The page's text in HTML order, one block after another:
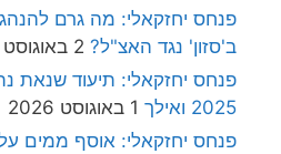
פנחס יחזקאלי: מה גרם
ב'סזון' נגד האצ"ל? 2 באוגוסט 2026
פנחס יחזקאלי: תיעוד שנאת
2025 ואילך
1 באוגוסט 2026
פנחס יחזקאלי: אוסף ממים